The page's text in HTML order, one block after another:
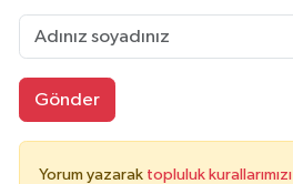
Gönder
Yorum yazarak topluluk kurallarımızı